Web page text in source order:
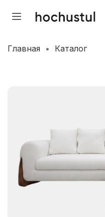
Главная Каталог